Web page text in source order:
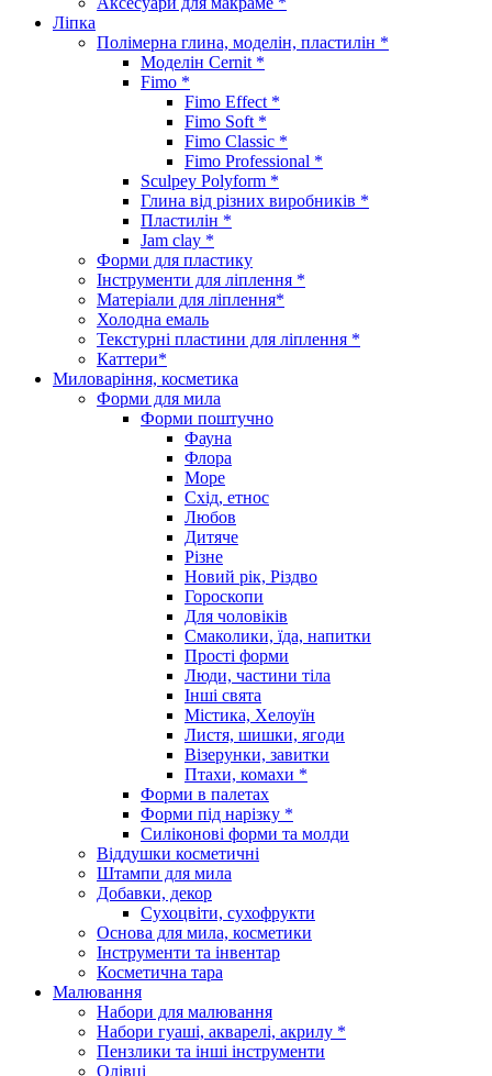
Ліпка
Полімерна глина, моделін, пластилін *
Моделін Cernit *
Fimo *
Fimo Effect *
Fimo Soft *
Fimo Classic *
Fimo Professional *
Sculpey Polyform *
Глина від різних виробників *
Пластилін *
Jam clay *
Форми для пластику
Інструменти для ліплення *
Матеріали для ліплення*
Холодна емаль
Текстурні пластини для ліплення *
Каттери*
Миловаріння, косметика
Форми для мила
Форми поштучно
Фауна
Флора
Море
Схід, етнос
Любов
Дитяче
Різне
Новий рік, Різдво
Гороскопи
Для чоловіків
Смаколики, їда, напитки
Прості форми
Люди, частини тіла
Інші свята
Містика, Хелоуїн
Листя, шишки, ягоди
Візерунки, завитки
Птахи, комахи *
Форми в палетах
Форми під нарізку *
Силіконові форми та молди
Віддушки косметичні
Штампи для мила
Добавки, декор
Сухоцвіти, сухофрукти
Основа для мила, косметики
Інструменти та інвентар
Косметична тара
Малювання
Набори для малювання
Набори гуаші, акварелі, акрилу *
Пензлики та інші інструменти
Олівці